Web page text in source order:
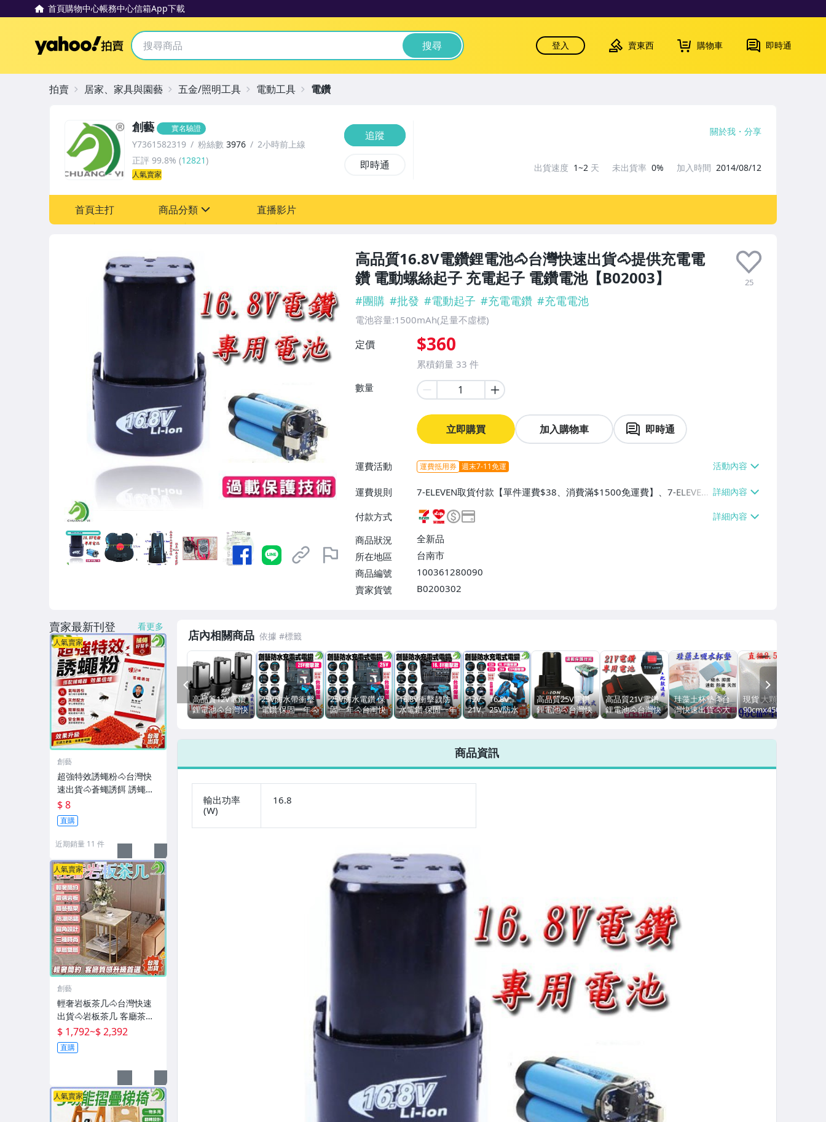
首頁購物中心帳務中心信箱App下載
Yahoo拍賣 搜尋 登入 賣東西 購物車 即時通
高品質16.8V電鑽鋰電池🐴台灣快速出貨🐴提供充電電
鑽 電動螺絲起子 充電起子 電鑽電池【B02003】
25
#團購 #批發 #電動起子 #充電電鑽 #充電電池
電池容量:1500mAh(足量不虛標)
定價 $360
累積銷量 33 件
數量
立即購買 加入購物車 即時通
運費活動 運費抵用券 週末7-11免運
運費規則
7-ELEVEN取貨付款【單件運費$38、消費滿$1500免運費】、7-ELEVEN
取貨不付款【單件運費$38】、萊爾富取貨付款【單件運費$60、消費滿
$1500免運費】、宅配/貨運【單件運費$120、消費滿$1500免運費】、
郵局掛號【單件運費$300】、離島配送【單件運費$350】
付款方式
商品狀況
全新品
所在地區
台南市
商品編號
100361280090
賣家貨號
B0200302
創藝 實名驗證
Y7361582319 粉絲數 3976
2小時前上線
正評 99.8% (12821)
人氣賣家
追蹤
即時通
關於我 分享
出貨速度 1~2 天 未出貨率 0% 加入時間 2014/08/12
首頁主打 商品分類
圖書/影音/文具
美容保養與彩妝
電腦、平板與周邊
運動、戶外與休閒
寵物用品與水族
汽機車精品百貨
居家、家具與園藝
玩具、模型與公仔
女裝與服飾配件
男性精品與服飾
直播影片
拍賣 居家、家具與園藝 五金/照明工具 電動工具 電鑽
店內相關商品
高品質12V電鑽
鋰電池🐴台灣快
速出貨🐴提供充
起子 充電起子
25V防水帶衝擊
電鑽 保固一年🐴
台灣快速出貨🐴
一充塑盒 電動螺
25V防水電鑽 保
固一年🐴台灣快
速出貨🐴附30組
盒 電動螺絲起子
16.8V衝擊款防
水電鑽 保固一年
贈30套件組🐴台
動一電一充塑盒
工具
【A0320103】
12V、16.8V、
21V、25V防水
電鑽 公司貨保固
+塑盒充電電鑽
🐴台灣快速出貨
🐴【A03201】
高品質25V電鑽
鋰電池🐴台灣快
速出貨🐴提供充
起子 充電起子
高品質21V電鑽
鋰電池🐴台灣快
速出貨🐴提供充
起子 充電起子電
珪藻土杯墊🐴台
灣快速出貨🐴大
特價 外銷日本
土吸水杯墊 珪藻
現貨 大顆氣泡布
90cmx4500cm
氣泡布🐴台灣快
氣泡捲 緩衝材料
【A0100311】
PREV
商品資訊
輸出功率
(W)
16.8
賣家最新刊登 看更多
人氣賣家
創藝
超強特效誘蠅粉🐴台灣快
速出貨🐴蒼蠅誘餌 誘蠅粉
捕蠅器誘餌 捕蠅器必備 天
然魚骨粉 無毒 環保【B01
501】
$ 8
直購
近期銷量 11 件
人氣賣家
創藝
輕奢岩板茶几🐴台灣快速
出貨🐴岩板茶几 客廳茶几
北歐茶几 輕奢茶几 大理石
紋茶几 沙發邊桌 客廳桌 展
示桌【BJ1】
$ 1,792~$ 2,392
直購
人氣賣家